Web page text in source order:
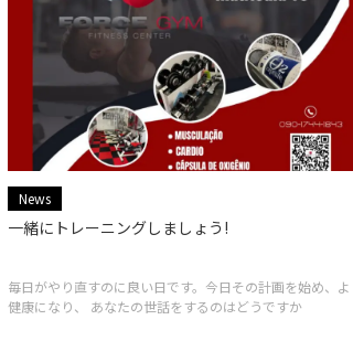
News
一緒にトレーニングしましょう!
毎日がやり直すのに良い日です。今日その計画を始め、よ
健康になり、 あなたの世話をするのはどうですか